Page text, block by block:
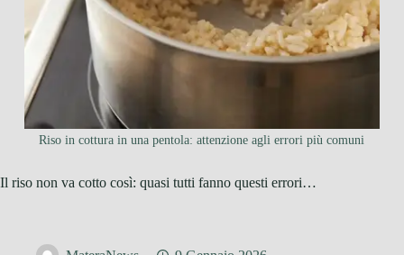
Riso in cottura in una pentola: attenzione agli errori più comuni
Il riso non va cotto così: quasi tutti fanno questi errori…